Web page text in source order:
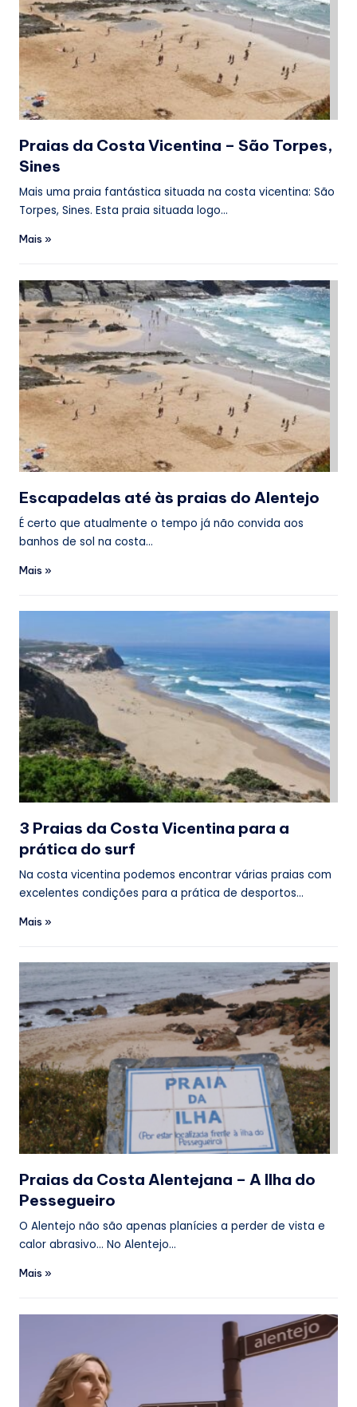
Praias da Costa Vicentina – São Torpes,
Sines
Mais uma praia fantástica situada na costa vicentina: São
Torpes, Sines. Esta praia situada logo…
Mais »
Escapadelas até às praias do Alentejo
É certo que atualmente o tempo já não convida aos
banhos de sol na costa…
Mais »
3 Praias da Costa Vicentina para a
prática do surf
Na costa vicentina podemos encontrar várias praias com
excelentes condições para a prática de desportos…
Mais »
Praias da Costa Alentejana – A Ilha do
Pessegueiro
O Alentejo não são apenas planícies a perder de vista e
calor abrasivo… No Alentejo…
Mais »